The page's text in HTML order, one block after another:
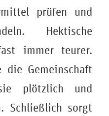
prüfen und
Hektische
immer teurer.
die Gemeinschaft
plötzlich und
Schließlich sorgt